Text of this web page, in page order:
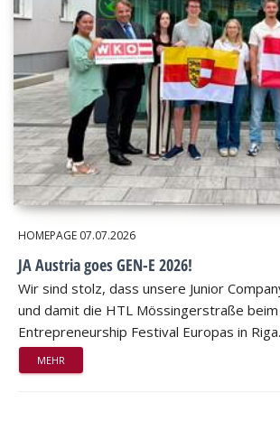
HOMEPAGE 07.07.2026
JA Austria goes GEN-E 2026!
Wir sind stolz, dass unsere Junior
und damit die HTL Mössingerstraße
Entrepreneurship Festival Europas in
MEHR